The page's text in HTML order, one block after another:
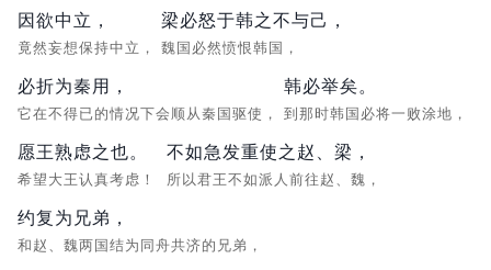
因欲中立，
竟然妄想保持中立，
梁必怒于韩之不与己，
魏国必然愤恨韩国，
必折为秦用，
它在不得已的情况下会顺从秦国驱使，
韩必举矣。
到那时韩国必将一败涂地，
愿王熟虑之也。
希望大王认真考虑！
不如急发重使之赵、梁，
所以君王不如派人前往赵、魏，
约复为兄弟，
和赵、魏两国结为同舟共济的兄弟，